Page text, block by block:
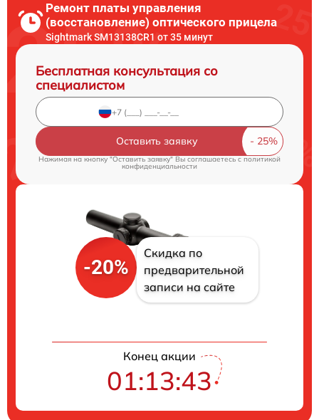
Ремонт платы управления
(восстановление) оптического прицела
Sightmark SM13138CR1 от 35 минут
Бесплатная консультация со
специалистом
Оставить заявку
Нажимая на кнопку "Оставить заявку" Вы соглашаетесь cполитикой
конфиденциальности
-20%
Скидка по
предварительной
записи на сайте
Конец акции
01:13:42